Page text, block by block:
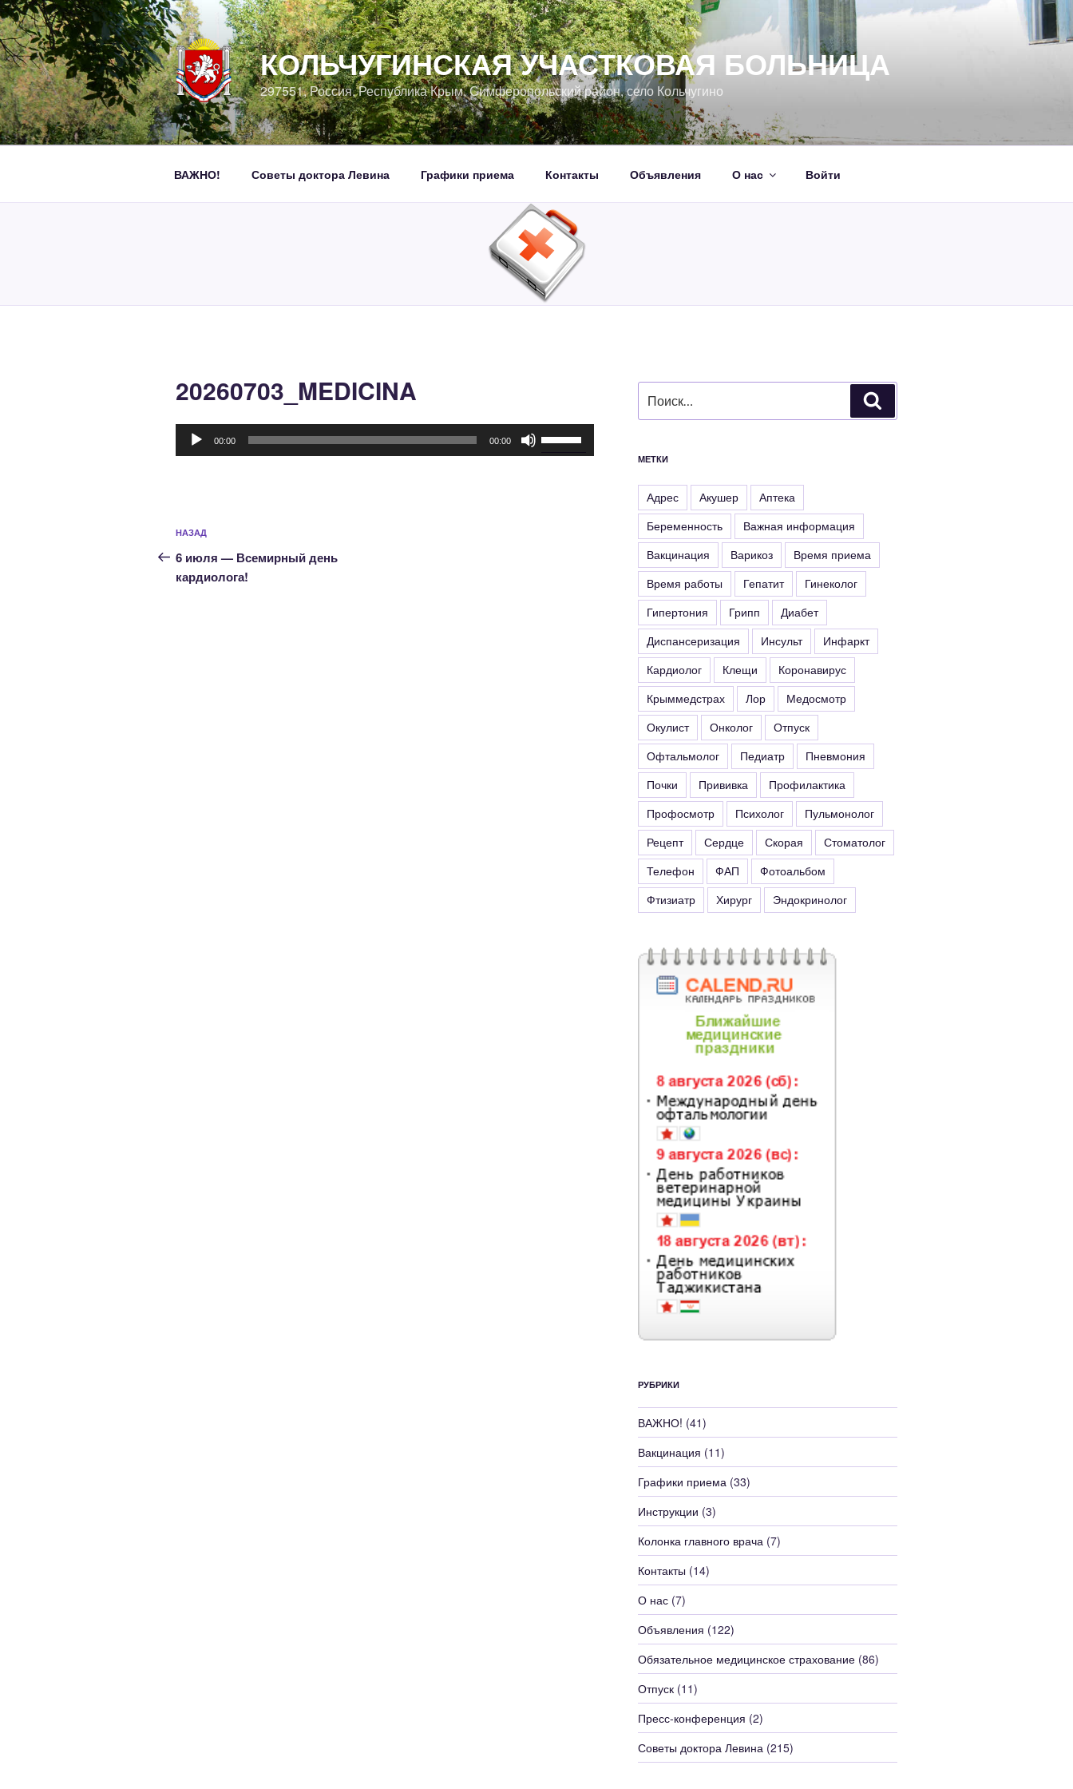
Перейти
к
содержимому
КОЛЬЧУГИНСКАЯ УЧАСТКОВАЯ БОЛЬНИЦА
297551, Россия, Республика Крым, Симферопольский район, село Кольчугино
ВАЖНО! Советы доктора Левина Графики приема Контакты Объявления О нас Войти
20260703_MEDICINA
Аудиоплеер
00:00 00:00
клавиши
Навигация
по
записям
Предыдущая
запись:
НАЗАД
6 июля — Всемирный день
кардиолога!
МЕТКИ
Адрес Акушер
Аптека
Беременность
Важная информация
Вакцинация
Варикоз
Время приема
Время работы
Гепатит
Гинеколог
Гипертония
Грипп
Диабет
Диспансеризация
Инсульт
Инфаркт
Кардиолог
Клещи
Коронавирус
Крыммедстрах
Лор
Медосмотр
Окулист
Онколог
Отпуск
Офтальмолог
Педиатр
Пневмония
Почки
Прививка
Профилактика
Профосмотр
Психолог
Пульмонолог
Рецепт
Сердце Скорая
Стоматолог
Телефон
ФАП
Фотоальбом
Фтизиатр
Хирург Эндокринолог
РУБРИКИ
ВАЖНО! (41)
Вакцинация (11)
Графики приема(33)
Инструкции (3)
Колонка главного врача(7)
Контакты (14)
О нас(7)
Объявления (122)
Обязательное медицинское страхование(86)
Отпуск(11)
Пресс-конференция (2)
Советы доктора Левина(215)